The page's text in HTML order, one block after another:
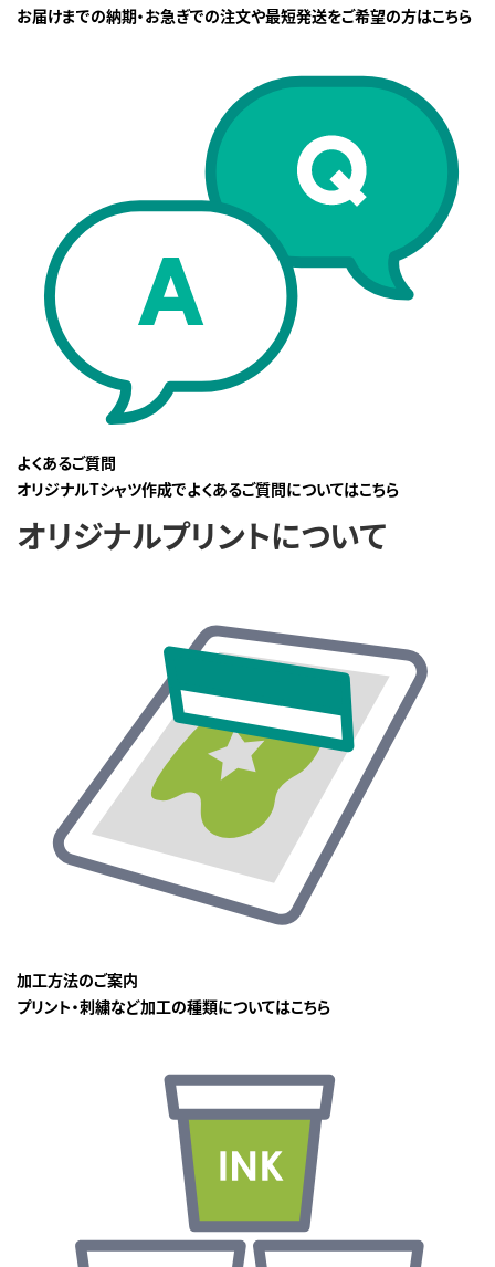
お届けまでの納期・お急ぎでの注文や最短発送をご希望の方はこちら
よくあるご質問
オリジナルTシャツ作成でよくあるご質問についてはこちら
オリジナルプリントについて
加工方法のご案内
プリント・刺繍など加工の種類についてはこちら